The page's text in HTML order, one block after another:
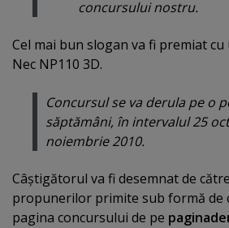
concursului nostru.
Cel mai bun slogan va fi premiat
Nec NP110 3D.
Concursul se va derula pe o
săptămâni, în intervalul 25
noiembrie 2010.
Câştigătorul va fi desemnat de către
propunerilor primite sub formă de
pagina concursului de pe